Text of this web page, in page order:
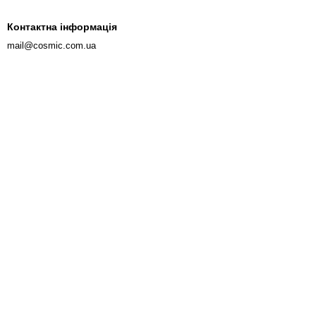
Контактна інформація
mail@cosmic.com.ua